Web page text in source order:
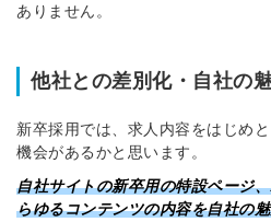
ありません。
他社との差別化・自社の
新卒採用では、求人内容をはじめ
機会があるかと思います。
自社サイトの新卒用の特設ページ
らゆるコンテンツの内容を自社の